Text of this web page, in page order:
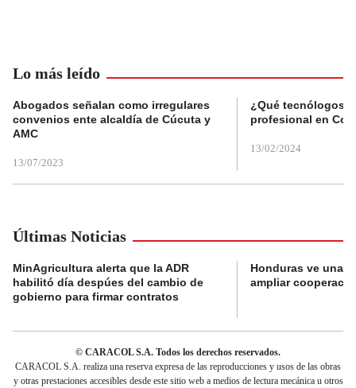
Lo más leído
Abogados señalan como irregulares
convenios ente alcaldía de Cúcuta y
AMC
13/07/2023
¿Qué tecnólogos
profesional en
13/02/2024
Últimas Noticias
MinAgricultura alerta que la ADR
habilitó día despúes del cambio de
gobierno para firmar contratos
Honduras ve una
ampliar
© CARACOL S.A. Todos los derechos reservados.
CARACOL S.A. realiza una reserva expresa de las reproducciones y usos de las obras
y otras prestaciones accesibles desde este sitio web a medios de lectura mecánica u otros